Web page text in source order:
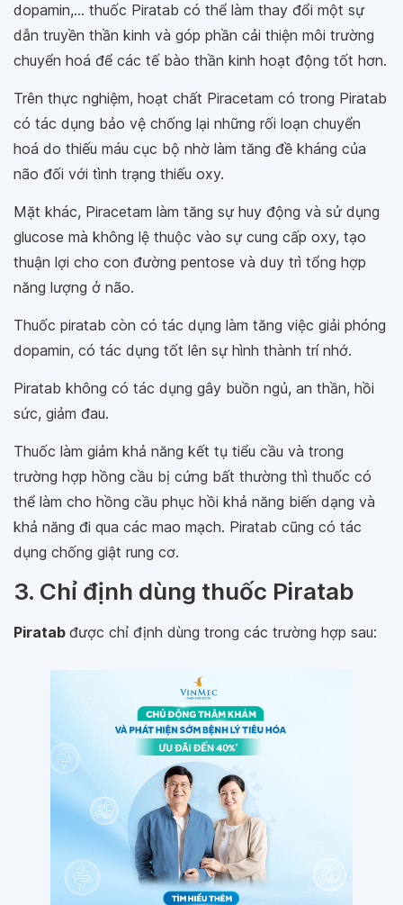
dopamin,... thuốc Piratab có thể làm thay đổi một sự
dẫn truyền thần kinh và góp phần cải thiện môi trường
chuyển hoá để các tế bào thần kinh hoạt động tốt hơn.
Trên thực nghiệm, hoạt chất Piracetam có trong Piratab
có tác dụng bảo vệ chống lại những rối loạn chuyển
hoá do thiếu máu cục bộ nhờ làm tăng đề kháng của
não đối với tình trạng thiếu oxy.
Mặt khác, Piracetam làm tăng sự huy động và sử dụng
glucose mà không lệ thuộc vào sự cung cấp oxy, tạo
thuận lợi cho con đường pentose và duy trì tổng hợp
năng lượng ở não.
Thuốc piratab còn có tác dụng làm tăng việc giải phóng
dopamin, có tác dụng tốt lên sự hình thành trí nhớ.
Piratab không có tác dụng gây buồn ngủ, an thần, hồi
sức, giảm đau.
Thuốc làm giảm khả năng kết tụ tiểu cầu và trong
trường hợp hồng cầu bị cứng bất thường thì thuốc có
thể làm cho hồng cầu phục hồi khả năng biến dạng và
khả năng đi qua các mao mạch. Piratab cũng có tác
dụng chống giật rung cơ.
3. Chỉ định dùng thuốc Piratab
Piratab được chỉ định dùng trong các trường hợp sau: